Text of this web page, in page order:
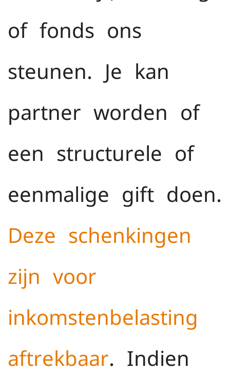
of fonds ons
steunen. Je kan
partner worden of
een structurele of
eenmalige gift doen.
Deze schenkingen
zijn voor
inkomstenbelasting
aftrekbaar. Indien